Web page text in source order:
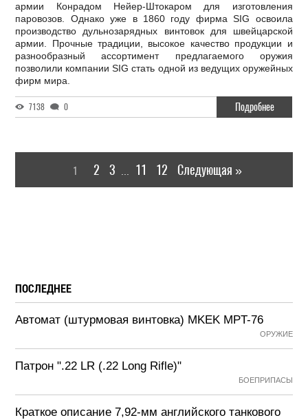
армии Конрадом Нейер-Штокаром для изготовления
паровозов. Однако уже в 1860 году фирма SIG освоила
производство дульнозарядных винтовок для швейцарской
армии. Прочные традиции, высокое качество продукции и
разнообразный ассортимент предлагаемого оружия
позволили компании SIG стать одной из ведущих оружейных
фирм мира.
7138 0 Подробнее
1 2 3 11 12 Следующая »
ПОСЛЕДНЕЕ
Автомат (штурмовая винтовка) MKEK MPT-76
ОРУЖИЕ
Патрон ".22 LR (.22 Long Rifle)"
БОЕПРИПАСЫ
Краткое описание 7,92-мм английского танкового